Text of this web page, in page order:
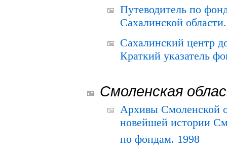
Путеводитель по
Сахалинской
Сахалинский центр
Краткий указатель
Смоленская
Архивы Смоленской
новейшей истории
по фондам. 1998